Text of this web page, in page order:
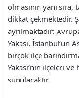
olmasının yanı
dikkat çekmektedir.
ayrılmaktadır:
Yakası, İstanbul’un
birçok ilçe
Yakası’nın ilçeleri
sunulacaktır.